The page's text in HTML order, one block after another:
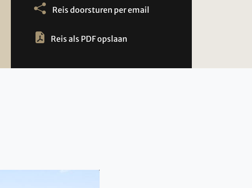
Reis doorsturen per email
Reis als PDF opslaan